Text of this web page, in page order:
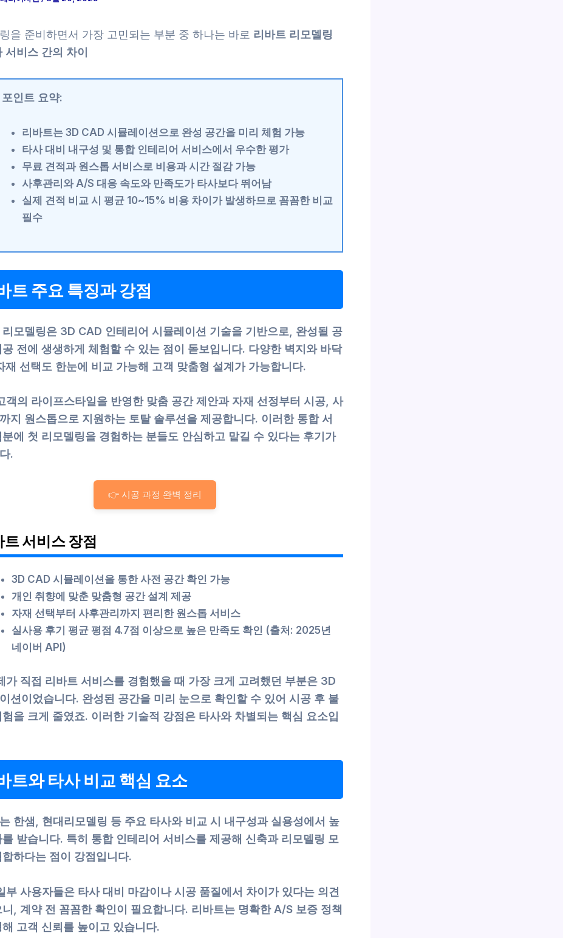
을 준비하면서 가장 고민되는 부분 중 하나는 바로 리바트 리모델링
서비스 간의 차이
인트 요약:
리바트는 3D CAD 시뮬레이션으로 완성 공간을 미리 체험 가능
타사 대비 내구성 및 통합 인테리어 서비스에서 우수한 평가
무료 견적과 원스톱 서비스로 비용과 시간 절감가능
사후관리와 A/S 대응 속도와 만족도가 타사보다 뛰어남
실제 견적 비교 시 평균 10~15% 비용 차이가 발생하므로 꼼꼼한 비교
필수
트 주요 특징과 강점
리모델링은 3D CAD 인테리어 시뮬레이션 기술을 기반으로, 완성될 공
공 전에 생생하게 체험할 수 있는 점이 돋보입니다. 다양한 벽지와 바닥
재 선택도 한눈에 비교 가능해 고객 맞춤형 설계가 가능합니다.
객의 라이프스타일을 반영한 맞춤 공간 제안과 자재 선정부터 시공, 사
지 원스톱으로 지원하는 토탈 솔루션을 제공합니다. 이러한 통합 서
분에 첫 리모델링을 경험하는 분들도 안심하고 맡길 수 있다는 후기가
.
👉 시공 과정 완벽 정리
트 서비스 장점
3D CAD 시뮬레이션을 통한 사전 공간 확인 가능
개인 취향에 맞춘 맞춤형 공간 설계 제공
자재 선택부터 사후관리까지 편리한 원스톱 서비스
실사용 후기 평균 평점 4.7점 이상으로 높은 만족도 확인 (출처: 2025년
네이버 API)
가 직접 리바트 서비스를 경험했을 때 가장 크게 고려했던 부분은 3D
션이었습니다. 완성된 공간을 미리 눈으로 확인할 수 있어 시공 후 불
험을 크게 줄였죠. 이러한 기술적 강점은 타사와 차별되는 핵심 요소입
트와 타사 비교 핵심 요소
한샘, 현대리모델링 등 주요 타사와 비교 시 내구성과 실용성에서 높
를 받습니다. 특히 통합 인테리어 서비스를 제공해 신축과 리모델링 모
하다는 점이 강점입니다.
부 사용자들은 타사 대비 마감이나 시공 품질에서 차이가 있다는 의견
니, 계약 전 꼼꼼한 확인이 필요합니다. 리바트는 명확한 A/S 보증 정책
고객 신뢰를 높이고 있습니다.